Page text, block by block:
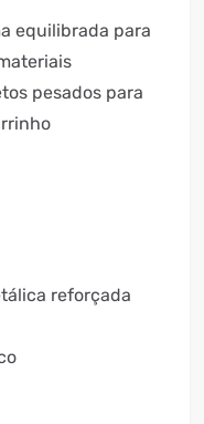
equilibrada para
pesados para
reforçada